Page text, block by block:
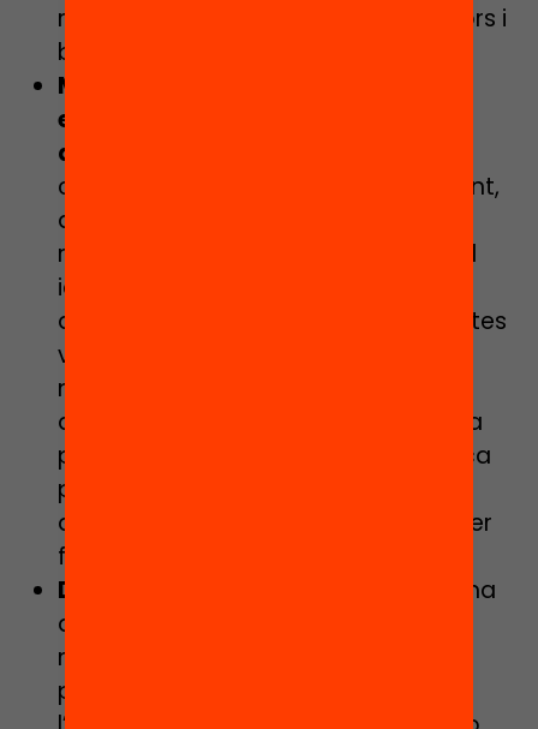
reconeixement dels seus propis valors i
biaixos.
Molts riscos es poden neutralitzar
escollint les metodologies
adequades
controvertits implica, necessàriament,
assumir riscos. Per prevenir que els
riscos es converteixin en un perill, cal
identificar-los i prendre les mesures
adequades. El fet positiu és que moltes
vegades els riscos es poden
neutralitzar escollint la metodologia
adient: distanciament respecte de la
pròpia opinió mitjançant rols, recerca
prèvia d’informació per defugir
d’estereotips, convidar testimonis per
facilitar l’empatia, etc.
Diversitat metodològica
. Existeix una
quantitat considerable de
metodologies per a promoure el
pensament filosòfic, el diàleg,